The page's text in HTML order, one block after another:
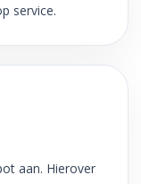
service.
aan. Hierover